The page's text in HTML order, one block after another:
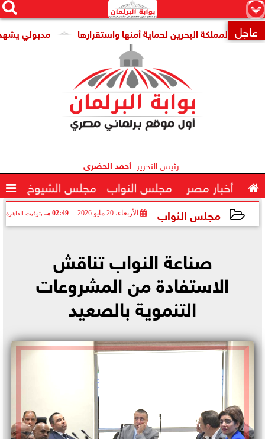
×


 عاجل مدبولي يشهد البحرين لحماية أمنها واستقرارها
رئيس التحرير أحمد الحضرى
 أخبار مصر مجلس النواب مجلس الشيوخ 
مجلس النواب الأربعاء، 20 مايو 2026 02:49 مـ بتوقيت القاهرة
صناعة النواب تناقش
الاستفادة من المشروعات
التنموية بالصعيد